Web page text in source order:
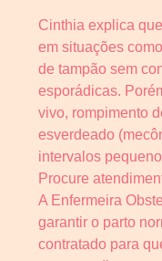
Cinthia explica
em situações
de tampão sem
esporádicas.
vivo, rompimento
esverdeado
intervalos
Procure
A Enfermeira
garantir o parto
contratado para